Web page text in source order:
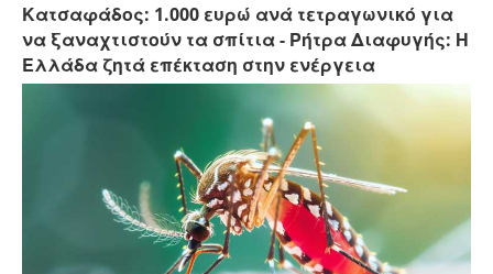
Κατσαφάδος: 1.000 ευρώ ανά τετραγωνικό για
να ξαναχτιστούν τα σπίτια - Ρήτρα Διαφυγής: Η
Ελλάδα ζητά επέκταση στην ενέργεια